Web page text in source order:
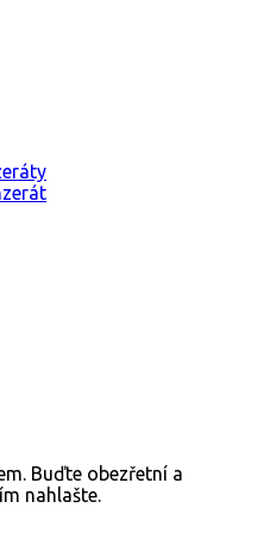
Buďte obezřetní a
nahlašte.